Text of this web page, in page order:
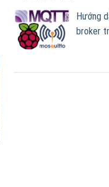
Hướng
broker